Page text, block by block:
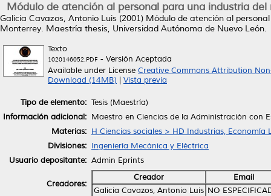
Módulo de atención al personal para una industria
Galicia Cavazos, Antonio Luis (2001) Módulo de atención al
Monterrey. Maestría thesis, Universidad Autónoma de Nuevo León.
Texto
1020146052.PDF - Versión Aceptada
Available under License Creative Commons Attribution
Download (14MB)
Vista previa
Tipo de elemento: Tesis (Maestría)
Información adicional: Maestro en Ciencias de la Administración con
Materias: H Ciencias sociales > HD Industrias, Economía
Divisiones: Ingeniería Mecánica y Eléctrica
Usuario depositante: Admin Eprints
Creadores:
Creador
Email
Galicia Cavazos, Antonio Luis NO